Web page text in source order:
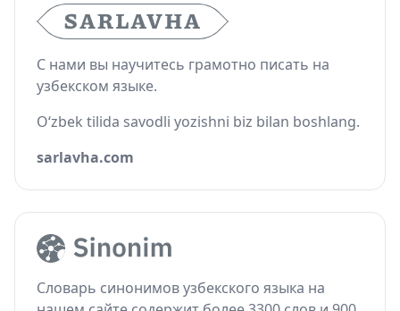
С нами вы научитесь грамотно писать на
узбекском языке.
O‘zbek tilida savodli yozishni biz bilan boshlang.
sarlavha.com
Словарь синонимов узбекского языка на